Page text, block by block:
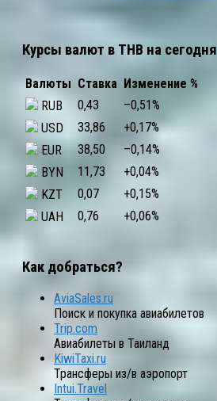
Курсы валют в THB на сегодня
Валюты Ставка Изменение %
RUB
0,43 –0,51%
USD
33,86 +0,17%
EUR
38,50 –0,14%
BYN
11,73 +0,04%
KZT
0,07 +0,15%
UAH
0,76 +0,06%
Как добраться?
AviaSales.ru
Поиск и покупка авиабилетов
Trip.com
Авиабилеты в Таиланд
KiwiTaxi.ru
Трансферы из/в аэропорт
Intui.Travel